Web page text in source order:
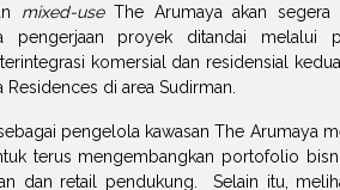
mixed-useThe Arumaya akan segera
pengerjaan proyek ditandai melalui
komersial dan residensial
di area Sudirman.
pengelola kawasan The Arumaya
terus mengembangkan portofolio
dan retail pendukung. Selain itu,